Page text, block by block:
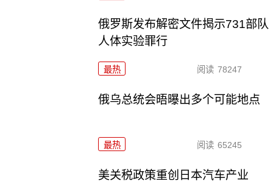
俄罗斯发布解密文件揭示731部队
人体实验罪行
最热 阅读 78247
俄乌总统会晤曝出多个可能地点
最热 阅读 65245
美关税政策重创日本汽车产业